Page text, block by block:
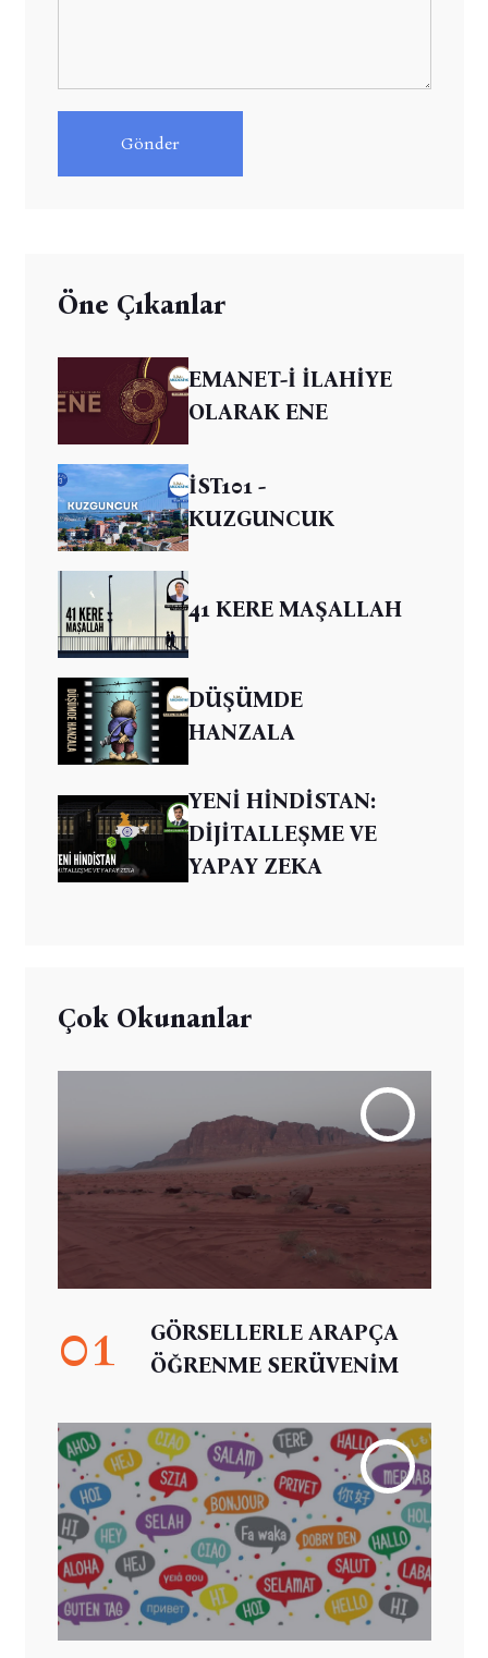
Gönder
Öne Çıkanlar
EMANET-İ İLAHİYE
OLARAK ENE
İST101 -
KUZGUNCUK
41 KERE MAŞALLAH
DÜŞÜMDE
HANZALA
YENİ HİNDİSTAN:
DİJİTALLEŞME VE
YAPAY ZEKA
Çok Okunanlar
01
GÖRSELLERLE ARAPÇA
ÖĞRENME SERÜVENİM